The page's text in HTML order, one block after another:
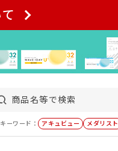
ーワード： アキュビュー メダリスト